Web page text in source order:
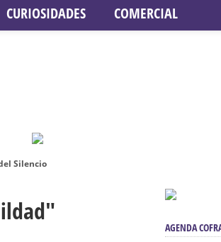
CURIOSIDADES COMERCIAL
Silencio
su Soledad – San Lorenzo
AGENDA